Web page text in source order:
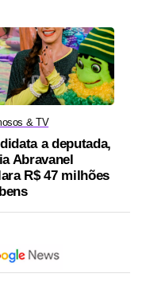
& TV
a deputada,
Abravanel
R$ 47 milhões